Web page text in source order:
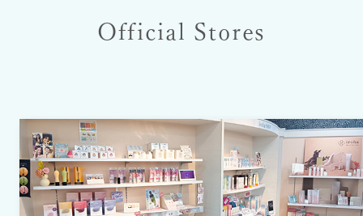
Official Stores